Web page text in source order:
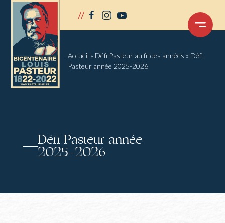
// facebook
instagram
youtube
OUVRIR
MENU
Accueil » Défi Pasteur au fil des années » Défi
Pasteur année 2025-2026
Défi Pasteur année
2025-2026
Panneau de gestion des cookies